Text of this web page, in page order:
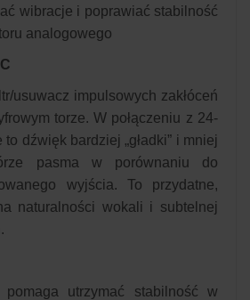
wibracje i poprawiać stabilność
analogowego
usuwacz impulsowych zakłóceń
torze. W połączeniu z 24-
dźwięk bardziej „gładki” i mniej
pasma w porównaniu do
wyjścia. To przydatne,
naturalności wokali i subtelnej
pomaga utrzymać stabilność w